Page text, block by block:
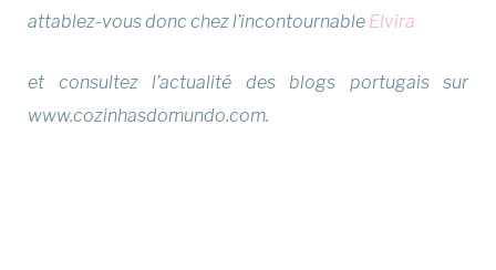
attablez-vous donc chez l’incontournable Elvira
et consultez l’actualité des blogs portugais sur
www.cozinhasdomundo.com.